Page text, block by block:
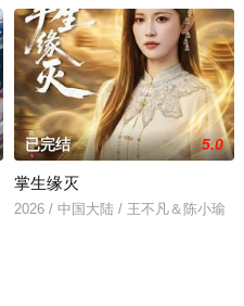
已完结 5.0
掌生缘灭
2026 / 中国大陆 / 王不凡＆陈小瑜